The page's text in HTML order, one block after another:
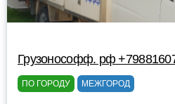
Грузонософф. рф
ПО ГОРОДУ МЕЖГОРОД